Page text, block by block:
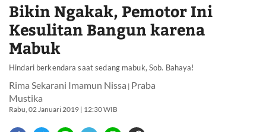
Bikin Ngakak, Pemotor Ini
Kesulitan Bangun karena
Mabuk
Hindari berkendara saat sedang mabuk, Sob. Bahaya!
Rima Sekarani Imamun Nissa | Praba
Mustika
Rabu, 02 Januari 2019 | 12:30 WIB